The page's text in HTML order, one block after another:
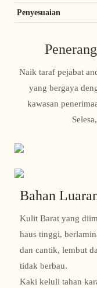
Penyesuaian
Naik taraf pejabat
yang bergaya
kawasan
Bahan
Kulit Barat yang
haus tinggi,
dan cantik, lembut
tidak berbau.
Kaki keluli tahan